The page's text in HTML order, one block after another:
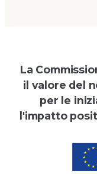
La
il valore del
per le
l'impatto